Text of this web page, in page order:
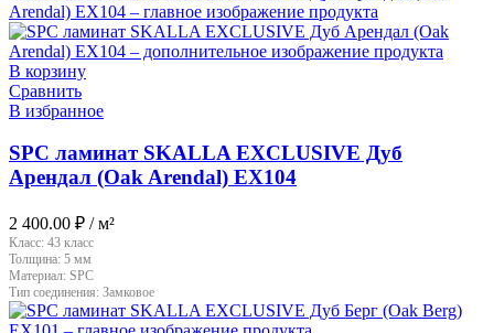
В корзину
Сравнить
В избранное
SPC ламинат SKALLA EXCLUSIVE Дуб
Арендал (Oak Arendal) EX104
2 400.00 ₽ / м²
Класс: 43 класс
Толщина: 5 мм
Материал: SPC
Тип соединения: Замковое